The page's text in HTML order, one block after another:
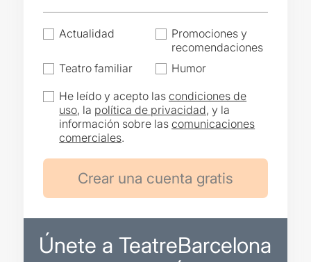
Actualidad
Promociones y
recomendaciones
Teatro familiar
Humor
He leído y acepto lascondiciones de
uso, la política de privacidad, y la
información sobre lascomunicaciones
comerciales.
Únete a TeatreBarcelona